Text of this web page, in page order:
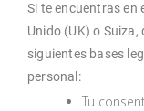
Si te encuentras en
Unido (UK) o
siguientes bases
personal:
Tu